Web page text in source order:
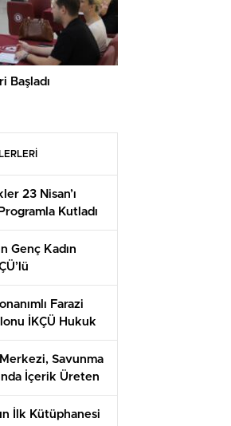
Başladı
23 Nisan’ı
Kutladı
Genç Kadın
Farazi
İKÇÜ Hukuk
Açıldı
Merkezi, Savunma
İçerik Üreten
İlk Kütüphanesi